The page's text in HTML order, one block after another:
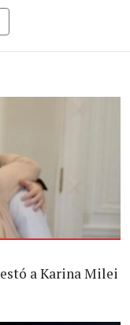
a Karina Milei